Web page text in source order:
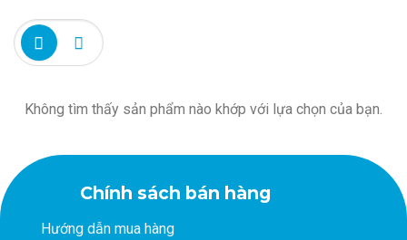
Không tìm thấy sản phẩm nào khớp với lựa chọn của bạn.
Chính sách bán hàng
Hướng dẫn mua hàng